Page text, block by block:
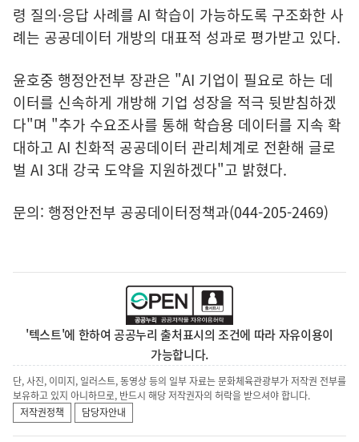
령 질의·응답 사례를 AI 학습이 가능하도록 구조화한 사
례는 공공데이터 개방의 대표적 성과로 평가받고 있다.
윤호중 행정안전부 장관은 "AI 기업이 필요로 하는 데
이터를 신속하게 개방해 기업 성장을 적극 뒷받침하겠
다"며 "추가 수요조사를 통해 학습용 데이터를 지속 확
대하고 AI 친화적 공공데이터 관리체계로 전환해 글로
벌 AI 3대 강국 도약을 지원하겠다"고 밝혔다.
문의: 행정안전부 공공데이터정책과(044-205-2469)
'텍스트'에 한하여 공공누리 출처표시의 조건에 따라 자유이용이
가능합니다.
단, 사진, 이미지, 일러스트, 동영상 등의 일부 자료는 문화체육관광부가 저작권 전부를
보유하고 있지 아니하므로, 반드시 해당 저작권자의 허락을 받으셔야 합니다.
저작권정책
담당자안내